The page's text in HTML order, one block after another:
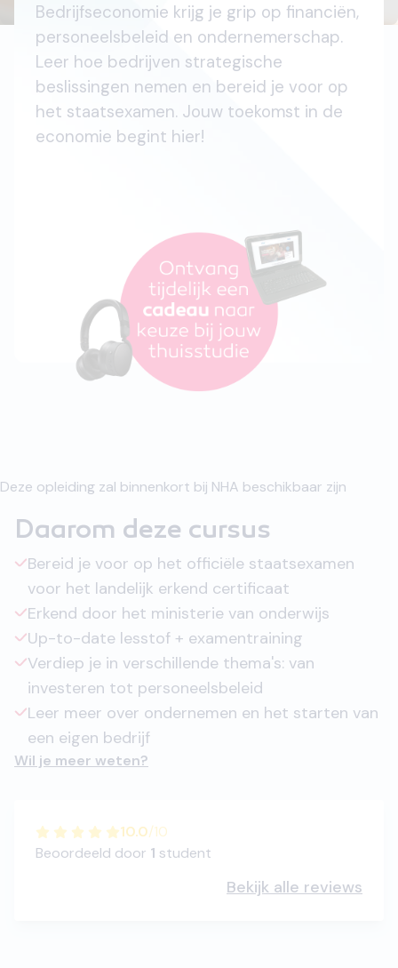
Bedrijfseconomie krijg je grip op financiën,
personeelsbeleid en ondernemerschap.
Leer hoe bedrijven strategische
beslissingen nemen en bereid je voor op
het staatsexamen. Jouw toekomst in de
economie begint hier!
Deze opleiding zal binnenkort bij NHA beschikbaar zijn
Daarom deze cursus
Bereid je voor op het officiële staatsexamen
voor het landelijk erkend certificaat
Erkend door het ministerie van onderwijs
Up-to-date lesstof + examentraining
Verdiep je in verschillende thema's: van
investeren tot personeelsbeleid
Leer meer over ondernemen en het starten van
een eigen bedrijf
Wil je meer weten?
10.0/10
Beoordeeld door 1 student
Bekijk alle reviews